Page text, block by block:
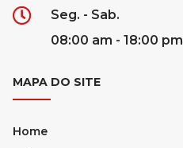
Seg. - Sab.
08:00 am - 18:00 pm
MAPA DO SITE
Home